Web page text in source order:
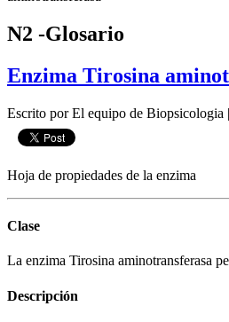
N2 -Glosario
Enzima Tirosina
Escrito por El equipo de Biopsicologia |
Hoja de propiedades de la enzima
Clase
La enzima Tirosina aminotransferasa
Descripción